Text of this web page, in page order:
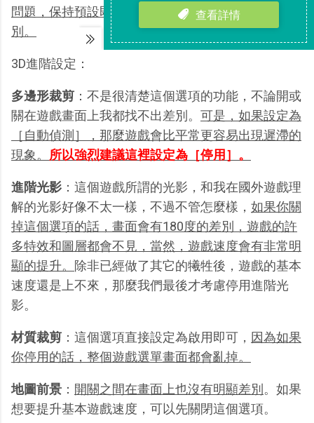
問題，保持預設即可，兩者在畫面表現上並沒有差
別。
3D進階設定：
多邊形裁剪 ：不是很清楚這個選項的功能，不論開或
關在遊戲畫面上我都找不出差別。 可是，如果設定為
［自動偵測］，那麼遊戲會比平常更容易出現遲滯的
現象。 所以強烈建議這裡設定為［停用］。
進階光影 ：這個遊戲所謂的光影，和我在國外遊戲理
解的光影好像不太一樣，不過不管怎麼樣， 如果你關
掉這個選項的話，畫面會有180度的差別，遊戲的許
多特效和圖層都會不見，當然，遊戲速度會有非常明
顯的提升。 除非已經做了其它的犧牲後，遊戲的基本
速度還是上不來，那麼我們最後才考慮停用進階光
影。
材質裁剪 ：這個選項直接設定為啟用即可， 因為如果
你停用的話，整個遊戲選單畫面都會亂掉。
地圖前景 ： 開關之間在畫面上也沒有明顯差別 。如果
想要提升基本遊戲速度，可以先關閉這個選項。